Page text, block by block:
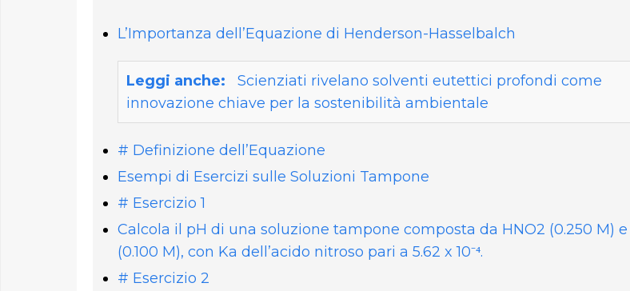
L’Importanza dell’Equazione di Henderson-Hasselbalch
Leggi anche:
Scienziati rivelano solventi eutettici profondi come
innovazione chiave per la sostenibilità ambientale
# Definizione dell’Equazione
Esempi di Esercizi sulle Soluzioni Tampone
# Esercizio 1
Calcola il pH di una soluzione tampone composta da HNO2 (0.250 M) e
(0.100 M), con Ka dell’acido nitroso pari a 5.62 x 10⁻⁴.
# Esercizio 2